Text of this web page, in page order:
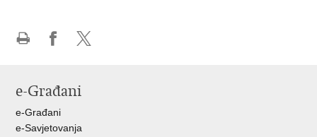
Facebooku
X-
e-Građani
e-Građani
e-Savjetovanja